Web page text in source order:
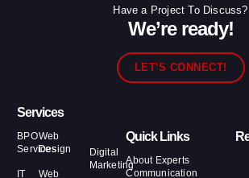
Have a Project To Discuss?
We’re ready!
LET'S CONNECT!
Services
BPO
Services
IT
Web
Design
Web
Digital
Marketing
Quick Links
About Experts
Communication